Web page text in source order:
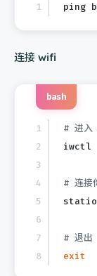
ping
连接 wifi
# 进
iwctl
# 连
# 退出
exit
bash